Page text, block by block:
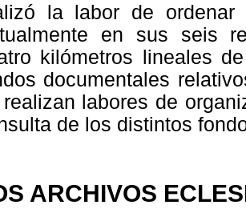
la labor de ordenar
en sus seis
kilómetros lineales
documentales
labores de
de los distintos
ARCHIVOS